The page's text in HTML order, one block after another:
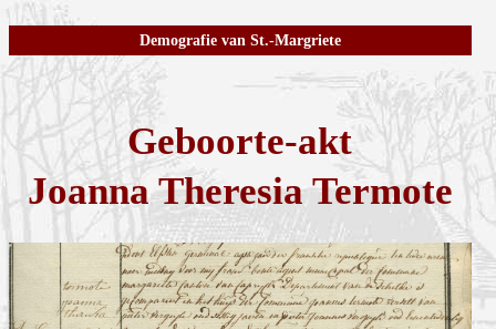
Demografie van St.-Margriete
Geboorte-akt
Joanna Theresia Termote